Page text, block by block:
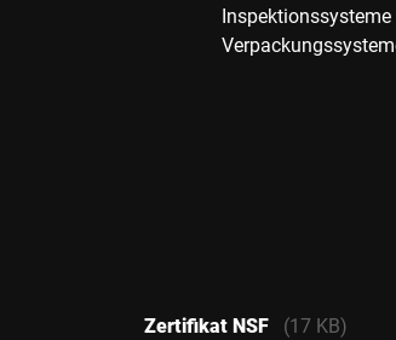
Inspektionssysteme
Zertifikat NSF (17 KB)